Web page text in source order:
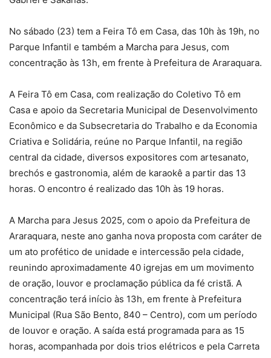
No sábado (23) tem a Feira Tô em Casa, das 10h às 19h, no
Parque Infantil e também a Marcha para Jesus, com
concentração às 13h, em frente à Prefeitura de Araraquara.
A Feira Tô em Casa, com realização do Coletivo Tô em
Casa e apoio da Secretaria Municipal de Desenvolvimento
Econômico e da Subsecretaria do Trabalho e da Economia
Criativa e Solidária, reúne no Parque Infantil, na região
central da cidade, diversos expositores com artesanato,
brechós e gastronomia, além de karaokê a partir das 13
horas. O encontro é realizado das 10h às 19 horas.
A Marcha para Jesus 2025, com o apoio da Prefeitura de
Araraquara, neste ano ganha nova proposta com caráter de
um ato profético de unidade e intercessão pela cidade,
reunindo aproximadamente 40 igrejas em um movimento
de oração, louvor e proclamação pública da fé cristã. A
concentração terá início às 13h, em frente à Prefeitura
Municipal (Rua São Bento, 840 – Centro), com um período
de louvor e oração. A saída está programada para as 15
horas, acompanhada por dois trios elétricos e pela Carreta